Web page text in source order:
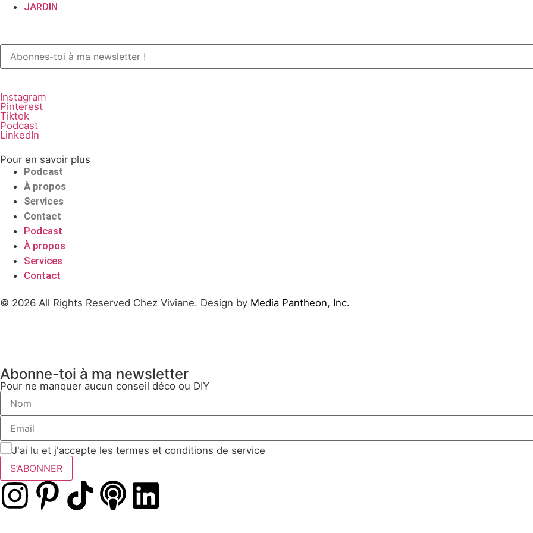
JARDIN
Instagram
Pinterest
Tiktok
Podcast
LinkedIn
Pour en savoir plus
Podcast
À propos
Services
Contact
Podcast
À propos
Services
Contact
© 2026 All Rights Reserved Chez Viviane. Design by Media Pantheon, Inc.
Abonne-toi à ma newsletter
Pour ne manquer aucun conseil déco ou DIY
J'ai lu et j'accepte les termes et conditions de service
S’ABONNER